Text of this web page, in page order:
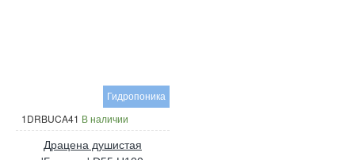
Гидропоника
1DRBUCA41 В наличии
Драцена душистая